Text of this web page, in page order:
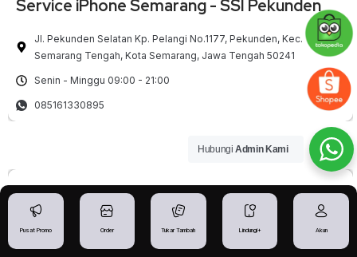
Service iPhone Semarang - SSI Pekunden
Jl. Pekunden Selatan Kp. Pelangi No.1177, Pekunden, Kec.
Semarang Tengah, Kota Semarang, Jawa Tengah 50241
Senin - Minggu 09:00 - 21:00
085161330895
Pusat Promo Order Tukar Tambah Lindungi+ Akun
Hubungi Admin Kami